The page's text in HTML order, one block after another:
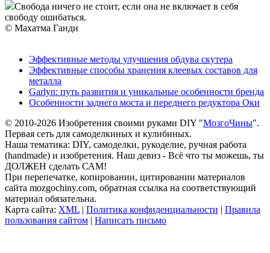
Свобода ничего не стоит, если она не включает в себя
свободу ошибаться.
© Махатма Ганди
Эффективные методы улучшения обдува скутера
Эффективные способы хранения клеевых составов для
металла
Garlyn: путь развития и уникальные особенности бренда
Особенности заднего моста и переднего редуктора Оки
© 2010-2026 Изобретения своими руками DIY "МозгоЧины".
Первая сеть для самоделкиных и кулибиных.
Наша тематика: DIY, самоделки, рукоделие, ручная работа
(handmade) и изобретения. Наш девиз - Всё что ты можешь, ты
ДОЛЖЕН сделать САМ!
При перепечатке, копировании, цитировании материалов
сайта mozgochiny.com, обратная ссылка на соответствующий
материал обязательна.
Карта сайта: XML | Политика конфиденциальности | Правила
пользования сайтом | Написать письмо